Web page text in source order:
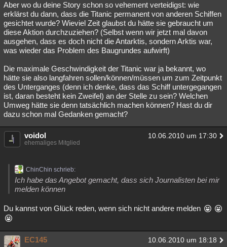
Aber wo du deine Story schon so vehement verteidigst: wie
erklärst du dann, dass die Titanic permanent von anderen Schiffen
gesichtet wurde? Wieviel Zeit glaubst du hätte sie gebraucht um
diese Aktion durchzuziehen? (Selbst wenn wir jetzt mal davon
ausgehen, dass es doch nicht die Antarktis, sondern Arktis war,
was wieder das Problem des Baugrundes aufwirft)
Die maximale Geschwindigkeit der Titanic war ja bekannt, wo
hätte sie also langfahren sollen/können/müssen um zum Zeitpunkt
des Unterganges (denn ich denke, dass das Schiff untergegangen
ist, daran besteht kein Zweifel) an der Stelle zu sein? Welchen
Umweg hätte sie denn tatsächlich machen können? Hast du dir
dazu schon mal Gedanken gemacht?
voidol 10.06.2010 um 17:30
ehemaliges Mitglied
ChinChin schrieb:
Ich habe das Angebot gemacht, dass sich Journalisten bei mir
melden können
Du kannst von Glück reden, wenn sich nicht andere melden
EC145 10.06.2010 um 18:18